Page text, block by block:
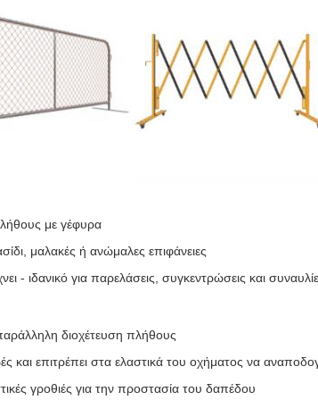
με γέφυρα
μαλακές ή ανώμαλες επιφάνειες
ιδανικό για παρελάσεις, συγκεντρώσεις και
διοχέτευση πλήθους
και επιτρέπει στα ελαστικά του οχήματος να
γροθιές για την προστασία του δαπέδου